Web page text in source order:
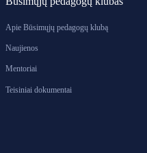
Apie Būsimųjų pedagogų klubą
Naujienos
Mentoriai
Teisiniai dokumentai